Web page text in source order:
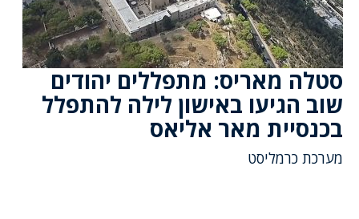
סטלה מאריס: מתפללים יהודים
שוב הגיעו באישון לילה להתפלל
בכנסיית מאר אליאס
מערכת כרמליסט